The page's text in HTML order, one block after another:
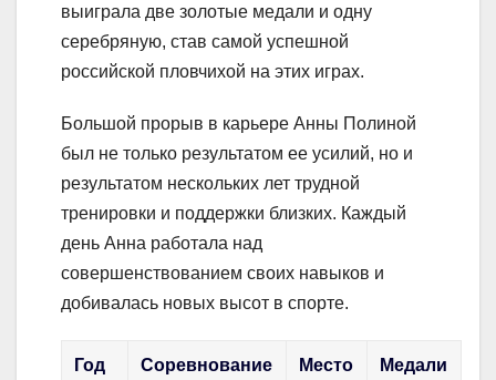
выиграла две золотые медали и одну
серебряную, став самой успешной
российской пловчихой на этих играх.
Большой прорыв в карьере Анны Полиной
был не только результатом ее усилий, но и
результатом нескольких лет трудной
тренировки и поддержки близких. Каждый
день Анна работала над
совершенствованием своих навыков и
добивалась новых высот в спорте.
Год Соревнование Место Медали